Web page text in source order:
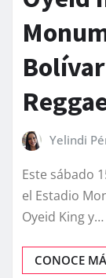
Yelindi
Este sábado
el Estadio
Oyeid King y…
CONOCE